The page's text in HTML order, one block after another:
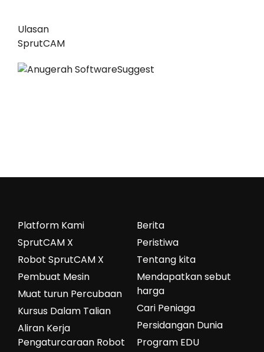
Ulasan
SprutCAM
Berita
Peristiwa
Tentang kita
Mendapatkan sebut
harga
Cari Peniaga
Persidangan Dunia
Program EDU
Platform Kami
SprutCAM X
Robot SprutCAM X
Pembuat Mesin
Muat turun Percubaan
Kursus Dalam Talian
Aliran Kerja
Pengaturcaraan Robot